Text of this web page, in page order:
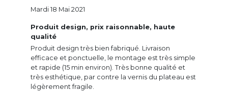
Produit design, prix raisonnable, haute
qualité
Produit design très bien fabriqué. Livraison
efficace et ponctuelle, le montage est très simple
et rapide (15 min environ). Très bonne qualité et
très esthétique, par contre la vernis du plateau est
légèrement fragile.
Mardi 18 Mai 2021